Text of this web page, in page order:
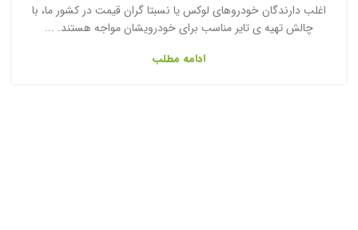
اغلب دارندگان خودروهای لوکس یا نسبتا گران قیمت در کشور ما، با
چالش تهیه ی تایر مناسب برای خودرویشان مواجه هستند. ...
ادامه مطلب